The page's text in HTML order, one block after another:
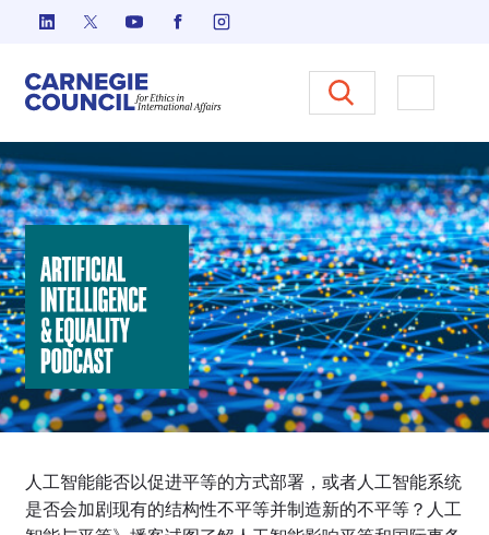
跳至内容
Carnegie Council 国际事务中的
打开菜单
人工智能与平等倡议
人工智能能否以促进平等的方式部署，或者人工智能系统
是否会加剧现有的结构性不平等并制造新的不平等？人工